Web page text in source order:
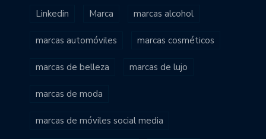
Linkedin Marca marcas alcohol
marcas automóviles marcas cosméticos
marcas de belleza marcas de lujo
marcas de moda
marcas de móviles social media